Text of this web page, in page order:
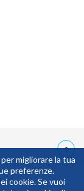
migliorare la tua
preferenze.
cookie. Se vuoi
02